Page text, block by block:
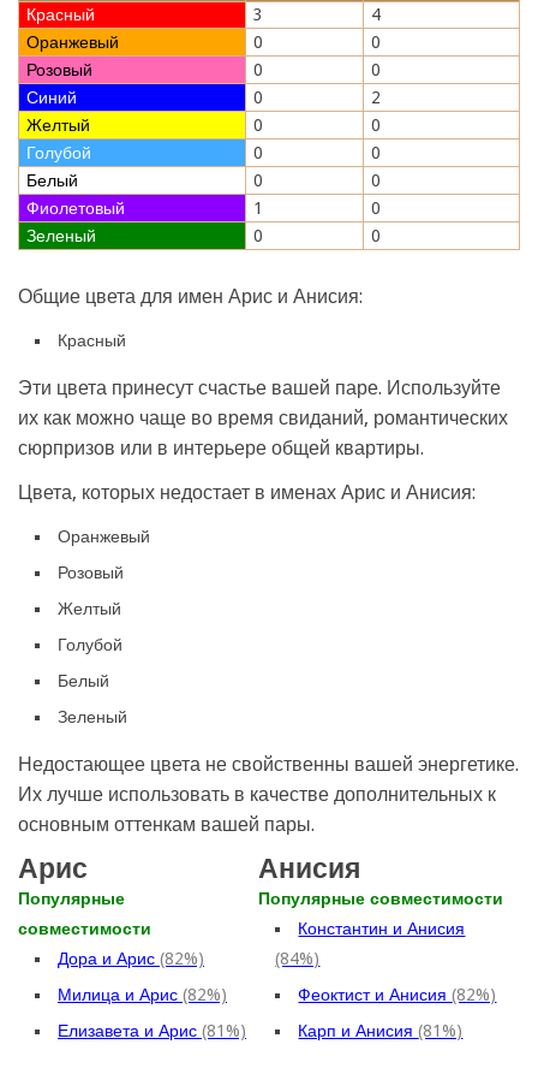
Красный 3
4
Оранжевый
0
0
Розовый
0
0
Синий
0
2
Желтый
0
0
Голубой
0
0
Белый
0
0
Фиолетовый
1
0
Зеленый
0 0
Общие цвета для имен Арис и Анисия:
Красный
Эти цвета принесут счастье вашей паре. Используйте
их как можно чаще во время свиданий, романтических
сюрпризов или в интерьере общей квартиры.
Цвета, которых недостает в именах Арис и Анисия:
Оранжевый
Розовый
Желтый
Голубой
Белый
Зеленый
Недостающее цвета не свойственны вашей энергетике.
Их лучше использовать в качестве дополнительных к
основным оттенкам вашей пары.
Арис
Популярные
совместимости
Дора и Арис (82%)
Милица и Арис (82%)
Елизавета и Арис (81%)
Анисия
Популярные совместимости
Константин и Анисия
(84%)
Феоктист и Анисия(82%)
Карп и Анисия(81%)